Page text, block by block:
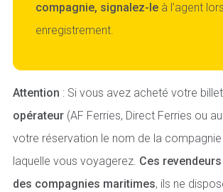
compagnie, signalez-le à l’agent
enregistrement.
Attention : Si vous avez acheté votre
opérateur (AF Ferries, Direct Ferries ou
votre réservation le nom de la
laquelle vous voyagerez. Ces
des compagnies maritimes, ils ne